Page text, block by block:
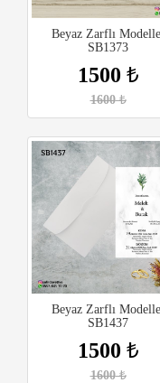
Beyaz Zarflı
SB1373
1500 ₺
1600₺
Beyaz Zarflı
SB1437
1500 ₺
1600₺